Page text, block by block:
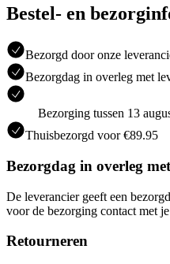
Bestel- en
Bezorgd door onze
Bezorgdag in overleg met
Bezorging tussen 13
Thuisbezorgd voor €89.95
Bezorgdag in overleg
De leverancier geeft een
voor de bezorging contact met
Retourneren